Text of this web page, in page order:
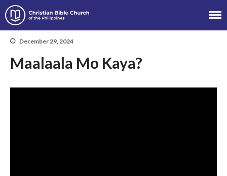
Christian Bible Church of the
December 29, 2024
Maalaala Mo Kaya?